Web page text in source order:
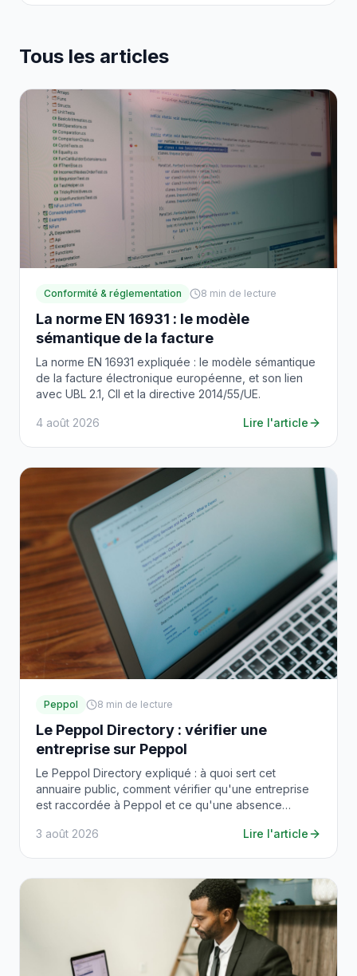
Tous les articles
Conformité & réglementation 8 min de lecture
La norme EN 16931 : le modèle
sémantique de la facture
La norme EN 16931 expliquée : le modèle sémantique
de la facture électronique européenne, et son lien
avec UBL 2.1, CII et la directive 2014/55/UE.
4 août 2026 Lire l'article
Peppol 8 min de lecture
Le Peppol Directory : vérifier une
entreprise sur Peppol
Le Peppol Directory expliqué : à quoi sert cet
annuaire public, comment vérifier qu'une entreprise
est raccordée à Peppol et ce qu'une absence
3 août 2026
Lire l'article